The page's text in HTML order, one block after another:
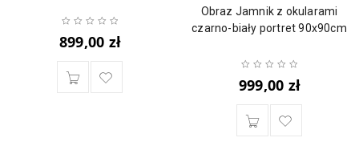
899,00 zł
Obraz Jamnik z okularami
czarno-biały portret 90x90cm
999,00 zł